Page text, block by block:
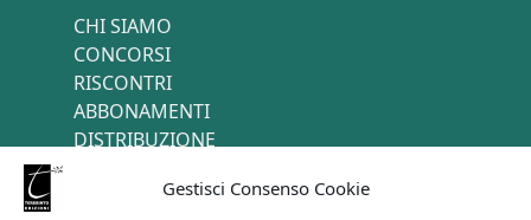
Gestisci Consenso Cookie
CHI SIAMO
CONCORSI
RISCONTRI
ABBONAMENTI
DISTRIBUZIONE